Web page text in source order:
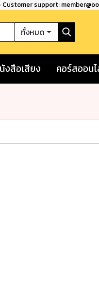
Customer support:
ทั้งหมด
งสือเสียง คอร์สออน